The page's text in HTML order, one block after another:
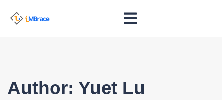
Author: Yuet Lu